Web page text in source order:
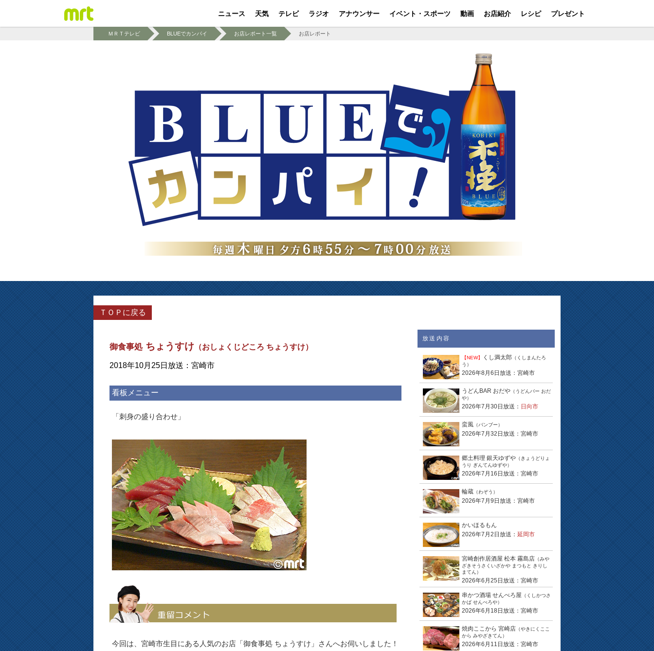
ニュース 天気 テレビ ラジオ アナウンサー イベント・スポーツ 動画 お店紹介 レシピ プレゼント
ＭＲＴテレビ BLUEでカンパイ お店レポート一覧 お店レポート
ＴＯＰに戻る
御食事処ちょうすけ （おしょくじどころ ちょうすけ）
2018年10月25日放送：宮崎市
看板メニュー
「刺身の盛り合わせ」
今回は、宮崎市生目にある人気のお店「御食事処 ちょうすけ」さんへお伺いしました！
放送内容
【NEW】 くし満太郎 （くしまんたろ
う）
2026年8月6日放送：宮崎市
うどんBAR おだや （うどんバー おだ
や）
2026年7月30日放送： 日向市
蛮風 （バンブー）
2026年7月32日放送：宮崎市
郷土料理 銀天ゆずや （きょうどりょ
うり ぎんてんゆずや）
2026年7月16日放送：宮崎市
輪蔵 （わぞう）
2026年7月9日放送：宮崎市
かいほるもん
2026年7月2日放送： 延岡市
宮崎創作居酒屋 松本 霧島店 （みや
ざきそうさくいざかや まつもと きりし
まてん）
2026年6月25日放送：宮崎市
串かつ酒場 せんべろ屋 （くしかつさ
かば せんべろや）
2026年6月18日放送：宮崎市
焼肉ここから 宮崎店 （やきにくここ
から みやざきてん）
2026年6月11日放送：宮崎市